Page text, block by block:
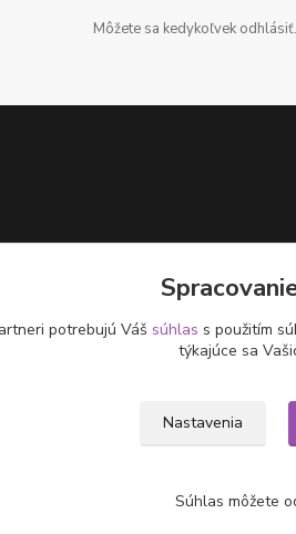
Môžete sa kedykoľvek
potrebujú Váš súhlas s použitím
týkajúce sa
Nastavenia
Súhlas môžete